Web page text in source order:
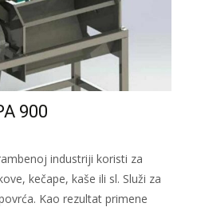
900
industriji koristi za
kečape, kaše ili sl. Služi za
Kao rezultat primene